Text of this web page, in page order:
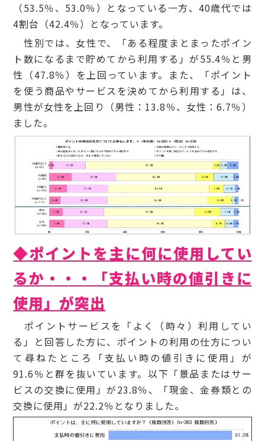
（53.5％、53.0％）となっている一方、40歳代では
4割台（42.4％）となっています。
性別では、女性で、「ある程度まとまったポイン
ト数になるまで貯めてから利用する」が55.4％と男
性（47.8％）を上回っています。また、「ポイント
を使う商品やサービスを決めてから利用する」は、
男性が女性を上回り（男性：13.8％、女性：6.7％）
ました。
◆ポイントを主に何に使用してい
るか・・・「支払い時の値引きに
使用」が突出
ポイントサービスを「よく（時々）利用してい
る」と回答した方に、ポイントの利用の仕方につい
て尋ねたところ「支払い時の値引きに使用」が
91.6％と群を抜いています。以下「景品またはサー
ビスの交換に使用」が23.8％、「現金、金券類との
交換に使用」が22.2％となりました。